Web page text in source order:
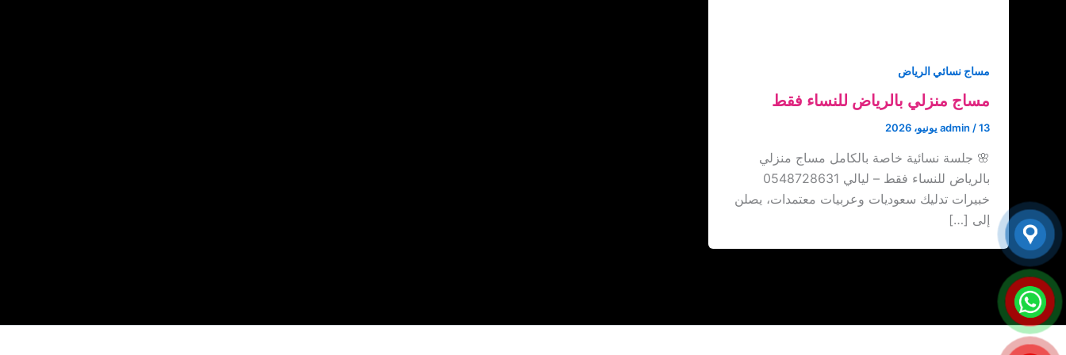
مساج نسائي الرياض
مساج منزلي بالرياض للنساء فقط
admin /13 يونيو، 2026
🌸 جلسة نسائية خاصة بالكامل مساج منزلي
بالرياض للنساء فقط – ليالي 0548728631
خبيرات تدليك سعوديات وعربيات معتمدات، يصلن
إلى […]